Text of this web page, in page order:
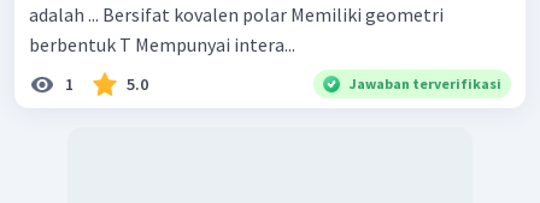
adalah ... Bersifat kovalen polar Memiliki geometri
berbentuk T Mempunyai intera...
1 5.0 Jawaban terverifikasi